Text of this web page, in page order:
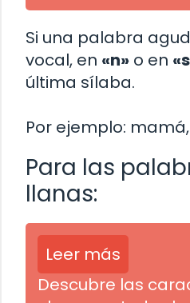
Si una palabra
vocal, en «n» o en
última sílaba.
Por ejemplo:
Para las
llanas:
Leer más
Descubre las